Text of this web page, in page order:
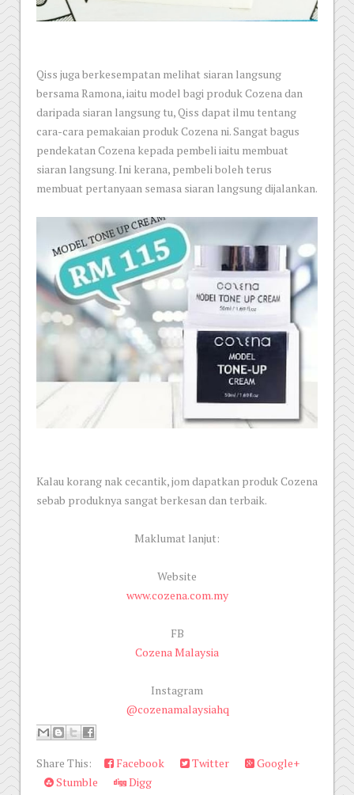
Qiss juga berkesempatan melihat siaran langsung
bersama Ramona, iaitu model bagi produk Cozena dan
daripada siaran langsung tu, Qiss dapat ilmu tentang
cara-cara pemakaian produk Cozena ni. Sangat bagus
pendekatan Cozena kepada pembeli iaitu membuat
siaran langsung. Ini kerana, pembeli boleh terus
membuat pertanyaan semasa siaran langsung dijalankan.
Kalau korang nak cecantik, jom dapatkan produk Cozena
sebab produknya sangat berkesan dan terbaik.
Maklumat lanjut:
Website
www.cozena.com.my
FB
Cozena Malaysia
Instagram
@cozenamalaysiahq
Share This: Facebook Twitter
Google+
Stumble
Digg